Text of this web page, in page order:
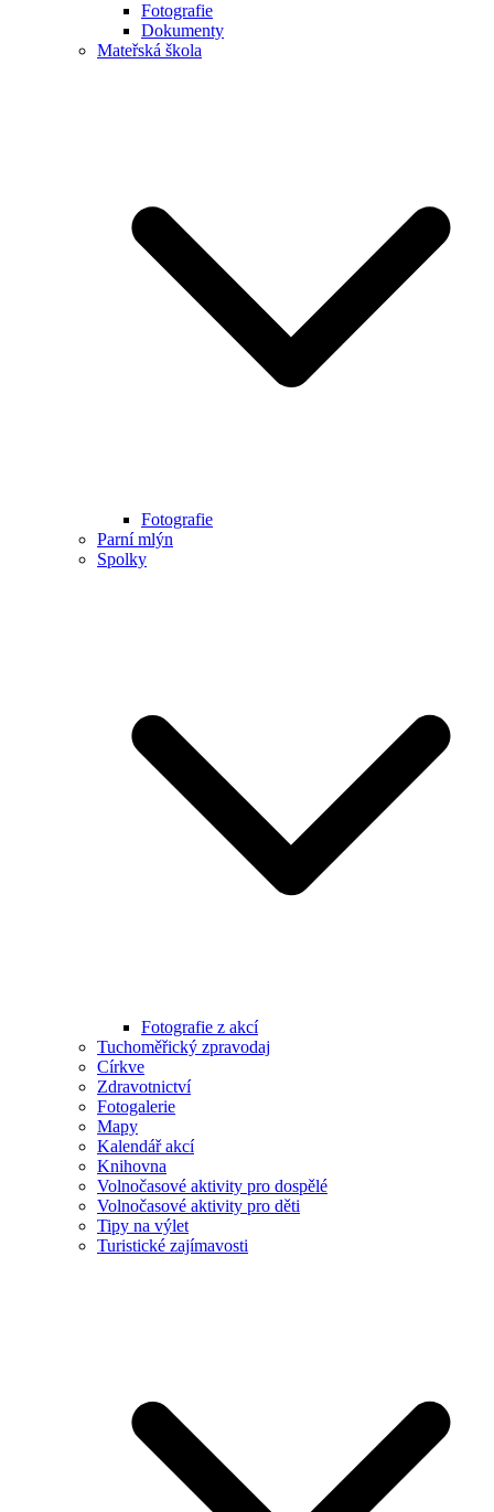
Fotografie
Dokumenty
Mateřská škola
Fotografie
Parní mlýn
Spolky
Fotografie z akcí
Tuchoměřický zpravodaj
Církve
Zdravotnictví
Fotogalerie
Mapy
Kalendář akcí
Knihovna
Volnočasové aktivity pro dospělé
Volnočasové aktivity pro děti
Tipy na výlet
Turistické zajímavosti